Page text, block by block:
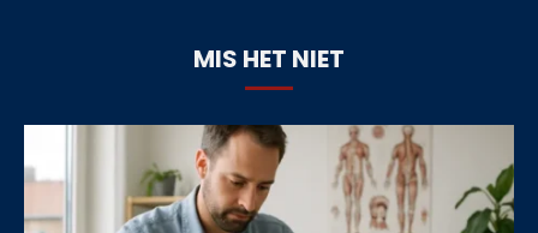
MIS HET NIET